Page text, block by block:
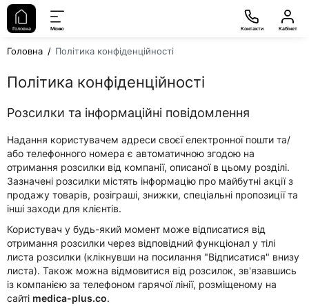
Головна Меню Контакти Кабінет
Головна Політика конфіденційності
Політика конфіденційності
Розсилки та інформаційні повідомлення
Надання користувачем адреси своєї електронної пошти та/
або телефонного номера є автоматичною згодою на
отримання розсилки від компанії, описаної в цьому розділі.
Зазначені розсилки містять інформацію про майбутні акції з
продажу товарів, розіграші, знижки, спеціальні пропозиції та
інші заходи для клієнтів.
Користувач у будь-який момент може відписатися від
отримання розсилки через відповідний функціонал у тілі
листа розсилки (клікнувши на посилання "Відписатися" внизу
листа). Також можна відмовитися від розсилок, зв'язавшись
із компанією за телефоном гарячої лінії, розміщеному на
сайті medica-plus.co.